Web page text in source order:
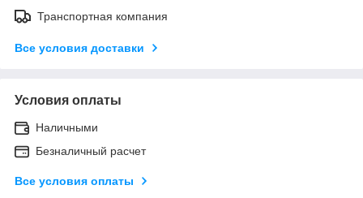
Транспортная компания
Все условия доставки
Условия оплаты
Наличными
Безналичный расчет
Все условия оплаты